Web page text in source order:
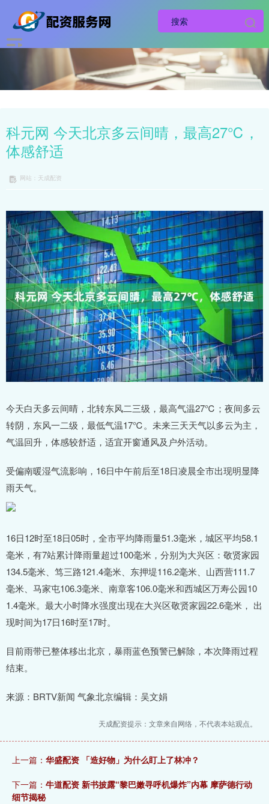
科元网 今天北京多云间晴，最高27℃，
体感舒适
网站：天成配资
今天白天多云间晴，北转东风二三级，最高气温27℃；夜间多云
转阴，东风一二级，最低气温17℃。未来三天天气以多云为主，
气温回升，体感较舒适，适宜开窗通风及户外活动。
受偏南暖湿气流影响，16日中午前后至18日凌晨全市出现明显降
雨天气。
16日12时至18日05时，全市平均降雨量51.3毫米，城区平均58.1
毫米，有7站累计降雨量超过100毫米，分别为大兴区：敬贤家园
134.5毫米、笃三路121.4毫米、东押堤116.2毫米、山西营111.7
毫米、马家屯106.3毫米、南章客106.0毫米和西城区万寿公园10
1.4毫米。最大小时降水强度出现在大兴区敬贤家园22.6毫米， 出
现时间为17日16时至17时。
目前雨带已整体移出北京，暴雨蓝色预警已解除，本次降雨过程
结束。
来源：BRTV新闻 气象北京编辑：吴文娟
天成配资提示：文章来自网络，不代表本站观点。
上一篇： 华盛配资 「造好物」为什么盯上了林冲？
下一篇： 牛道配资 新书披露“黎巴嫩寻呼机爆炸”内幕 摩萨德行动
细节揭秘